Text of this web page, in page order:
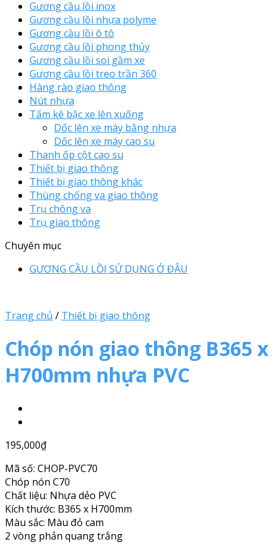
Gương cầu lồi inox
Gương cầu lồi nhựa polyme
Gương cầu lồi ô tô
Gương cầu lồi phong thủy
Gương cầu lồi soi gầm xe
Gương cầu lồi treo trần 360
Hàng rào giao thông
Nút nhựa
Tấm kê bậc xe lên xuống
Dốc lên xe máy bằng nhựa
Dốc lên xe máy cao su
Thanh ốp cột cao su
Thiết bị giao thông
Thiết bị giao thông khác
Thùng chống va giao thông
Trụ chông va
Trụ giao thông
Chuyên mục
GƯƠNG CẦU LỒI SỬ DỤNG Ở ĐÂU
Trang chủ / Thiết bị giao thông
Chóp nón giao thông B365 x
H700mm nhựa PVC
195,000₫
Mã số: CHOP-PVC70
Chóp nón C70
Chất liệu: Nhựa dẻo PVC
Kích thước: B365 x H700mm
Màu sắc: Màu đỏ cam
2 vòng phản quang trắng